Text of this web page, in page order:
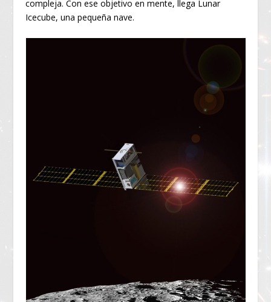
compleja. Con ese objetivo en mente, llega Lunar
Icecube, una pequeña nave.